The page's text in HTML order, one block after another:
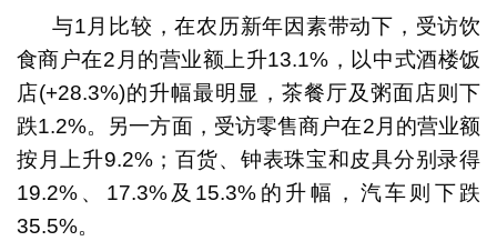
与1月比较，在农历新年因素带动下，受访饮
食商户在2月的营业额上升13.1%，以中式酒楼饭
店(+28.3%)的升幅最明显，茶餐厅及粥面店则下
跌1.2%。另一方面，受访零售商户在2月的营业额
按月上升9.2%；百货、钟表珠宝和皮具分别录得
19.2%、17.3%及15.3%的升幅，汽车则下跌
35.5%。